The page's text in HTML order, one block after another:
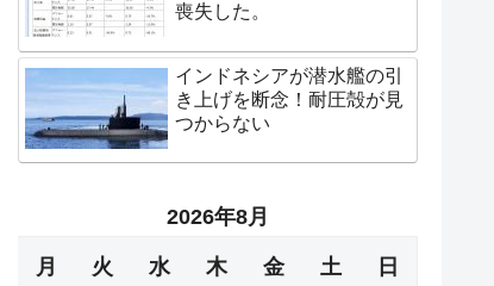
喪失した。
インドネシアが潜水艦の引
き上げを断念！耐圧殻が見
つからない
2026年8月
月 火 水 木 金 土 日